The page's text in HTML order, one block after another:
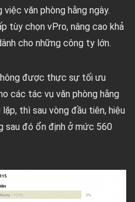
văn phòng hằng ngày.
tùy chọn vPro, nâng cao khả
cho những công ty lớn.
được thực sự tối ưu
các tác vụ văn phòng hằng
thì sau vòng đầu tiên, hiệu
sau đó ổn định ở mức 560